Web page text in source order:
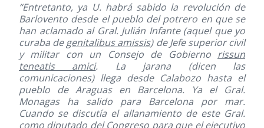
“Entretanto, ya U. habrá sabido la revolución de
Barlovento desde el pueblo del potrero en que se
han aclamado al Gral. Julián Infante (aquel que yo
curaba degenitalibus amissis) de Jefe superior civil
y militar con un Consejo de Gobierno rissun
teneatis amici. La jarana (dicen las
comunicaciones) llega desde Calabozo hasta el
pueblo de Araguas en Barcelona. Ya el Gral.
Monagas ha salido para Barcelona por mar.
Cuando se discutía el allanamiento de este Gral.
como diputado del Congreso para que el ejecutivo